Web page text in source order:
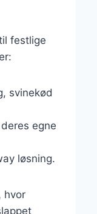
festlige
svinekød
egne
løsning.
hvor